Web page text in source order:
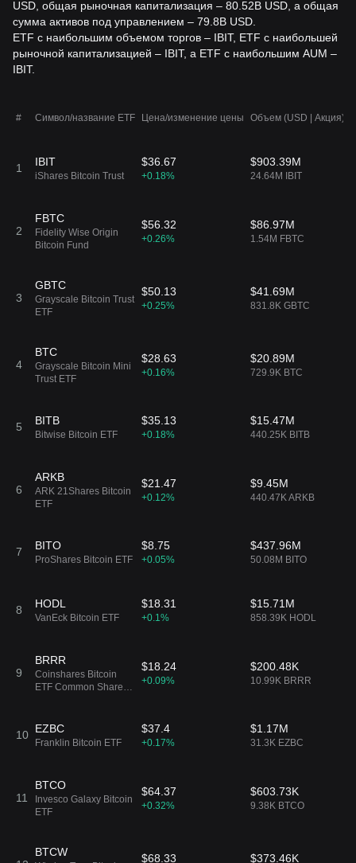
USD, общая рыночная капитализация – 80.52B USD, а общая
сумма активов под управлением – 79.8B USD.
ETF с наибольшим объемом торгов – IBIT, ETF с наибольшей
рыночной капитализацией – IBIT, а ETF с наибольшим AUM –
IBIT.
# Символ/название ETF Цена/изменение цены Объем (USD | Акция)
1 IBIT
iShares Bitcoin Trust
$36.67
+0.18%
$903.39M
24.64M IBIT
2
FBTC
Fidelity Wise Origin
Bitcoin Fund
$56.32
+0.26%
$86.97M
1.54M FBTC
3
GBTC
Grayscale Bitcoin Trust
ETF
$50.13
+0.25%
$41.69M
831.8K GBTC
4
BTC
Grayscale Bitcoin Mini
Trust ETF
$28.63
+0.16%
$20.89M
729.9K BTC
5 BITB
Bitwise Bitcoin ETF
$35.13
+0.18%
$15.47M
440.25K BITB
6
ARKB
ARK 21Shares Bitcoin
ETF
$21.47
+0.12%
$9.45M
440.47K ARKB
7 BITO
ProShares Bitcoin ETF
$8.75
+0.05%
$437.96M
50.08M BITO
8 HODL
VanEck Bitcoin ETF
$18.31
+0.1%
$15.71M
858.39K HODL
9
BRRR
Coinshares Bitcoin
ETF Common Shares
$18.24
+0.09%
$200.48K
10.99K BRRR
10 EZBC
Franklin Bitcoin ETF
$37.4
+0.17%
$1.17M
31.3K EZBC
11
BTCO
Invesco Galaxy Bitcoin
ETF
$64.37
+0.32%
$603.73K
9.38K BTCO
BTCW $68.33 $373.46K